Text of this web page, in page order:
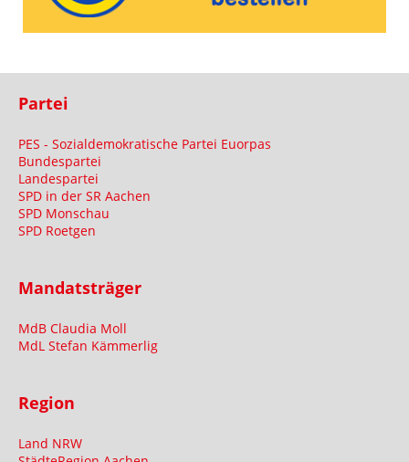
Partei
PES - Sozialdemokratische Partei Euorpas
Bundespartei
Landespartei
SPD in der SR Aachen
SPD Monschau
SPD Roetgen
Mandatsträger
MdB Claudia Moll
MdL Stefan Kämmerlig
Region
Land NRW